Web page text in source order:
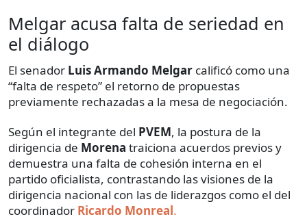
Melgar acusa falta de seriedad en
el diálogo
El senador Luis Armando Melgar calificó como una
“falta de respeto” el retorno de propuestas
previamente rechazadas a la mesa de negociación.
Según el integrante del PVEM, la postura de la
dirigencia de Morena traiciona acuerdos previos y
demuestra una falta de cohesión interna en el
partido oficialista, contrastando las visiones de la
dirigencia nacional con las de liderazgos como el del
coordinador Ricardo Monreal.